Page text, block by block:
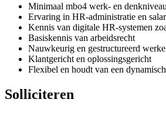
Minimaal mbo4 werk- en denkniveau
Ervaring in HR-administratie en
Kennis van digitale HR-systemen
Basiskennis van arbeidsrecht
Nauwkeurig en gestructureerd
Klantgericht en oplossingsgericht
Flexibel en houdt van een
Solliciteren